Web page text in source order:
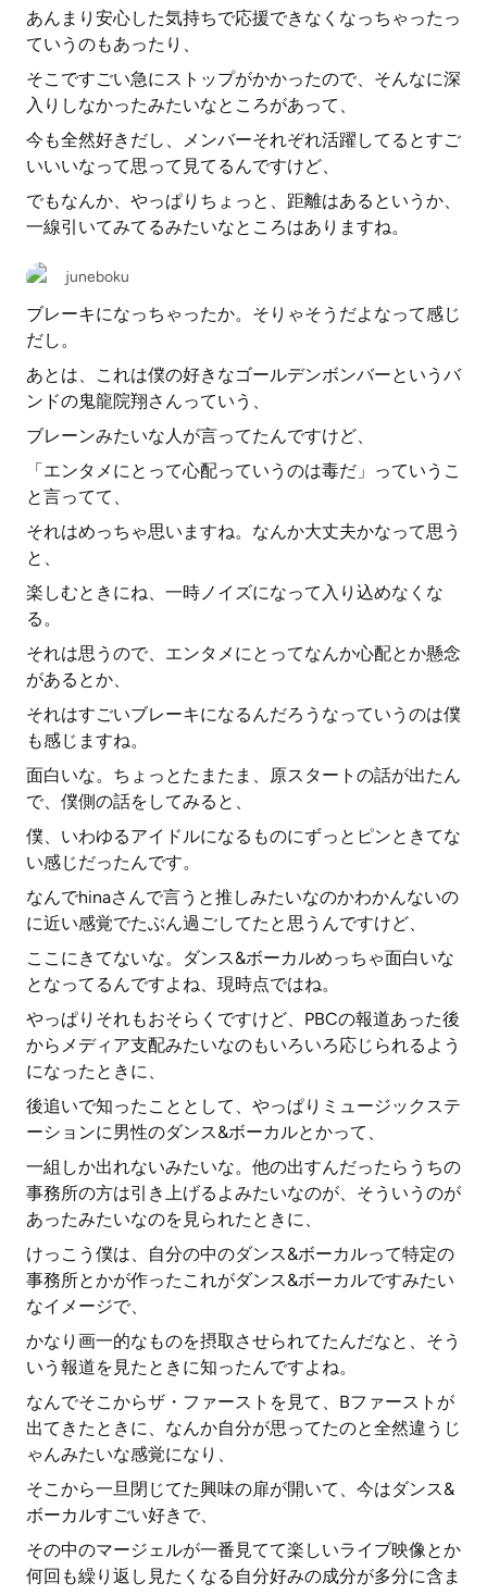
あんまり安心した気持ちで応援できなくなっちゃったっ
ていうのもあったり、
そこですごい急にストップがかかったので、そんなに深
入りしなかったみたいなところがあって、
今も全然好きだし、メンバーそれぞれ活躍してるとすご
いいいなって思って見てるんですけど、
でもなんか、やっぱりちょっと、距離はあるというか、
一線引いてみてるみたいなところはありますね。
juneboku
ブレーキになっちゃったか。そりゃそうだよなって感じ
だし。
あとは、これは僕の好きなゴールデンボンバーというバ
ンドの鬼龍院翔さんっていう、
ブレーンみたいな人が言ってたんですけど、
「エンタメにとって心配っていうのは毒だ」っていうこ
と言ってて、
それはめっちゃ思いますね。なんか大丈夫かなって思う
と、
楽しむときにね、一時ノイズになって入り込めなくな
る。
それは思うので、エンタメにとってなんか心配とか懸念
があるとか、
それはすごいブレーキになるんだろうなっていうのは僕
も感じますね。
面白いな。ちょっとたまたま、原スタートの話が出たん
で、僕側の話をしてみると、
僕、いわゆるアイドルになるものにずっとピンときてな
い感じだったんです。
なんでhinaさんで言うと推しみたいなのかわかんないの
に近い感覚でたぶん過ごしてたと思うんですけど、
ここにきてないな。ダンス&ボーカルめっちゃ面白いな
となってるんですよね、現時点ではね。
やっぱりそれもおそらくですけど、PBCの報道あった後
からメディア支配みたいなのもいろいろ応じられるよう
になったときに、
後追いで知ったこととして、やっぱりミュージックステ
ーションに男性のダンス&ボーカルとかって、
一組しか出れないみたいな。他の出すんだったらうちの
事務所の方は引き上げるよみたいなのが、そういうのが
あったみたいなのを見られたときに、
けっこう僕は、自分の中のダンス&ボーカルって特定の
事務所とかが作ったこれがダンス&ボーカルですみたい
なイメージで、
かなり画一的なものを摂取させられてたんだなと、そう
いう報道を見たときに知ったんですよね。
なんでそこからザ・ファーストを見て、Bファーストが
出てきたときに、なんか自分が思ってたのと全然違うじ
ゃんみたいな感覚になり、
そこから一旦閉じてた興味の扉が開いて、今はダンス&
ボーカルすごい好きで、
その中のマージェルが一番見てて楽しいライブ映像とか
何回も繰り返し見たくなる自分好みの成分が多分に含ま